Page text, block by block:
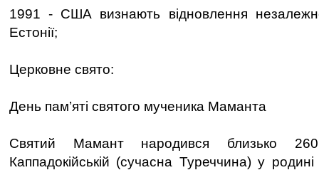
1991 - США визнають відновлення
Естонії;
Церковне свято:
День пам’яті святого мученика Маманта
Святий Мамант народився близько
Каппадокійській (сучасна Туреччина) у